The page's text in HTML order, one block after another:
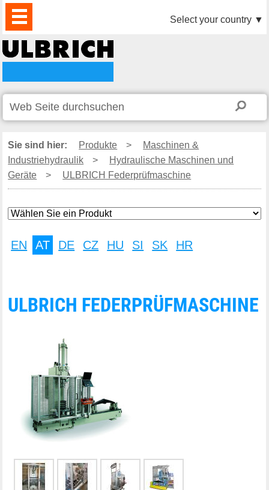
PRODUKTE
AKTUELLES
DOWNLOAD
VIDEO
PARTNER
UNTERNEHMEN
KONTAKTE Select your country ▼
Sie sind hier: Produkte >
Maschinen &
Industriehydraulik
>
Hydraulische Maschinen und
Geräte
> ULBRICH Federprüfmaschine
EN AT DE CZ HU SI SK HR
ULBRICH FEDERPRÜFMASCHINE